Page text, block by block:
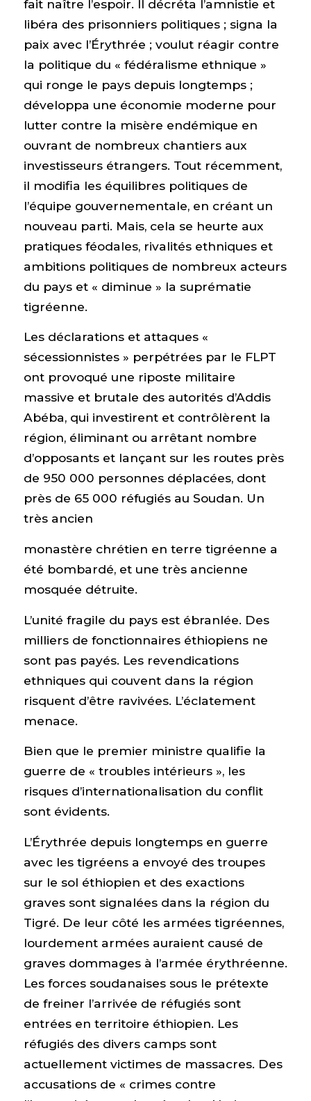
fait naître l’espoir. Il décréta l’amnistie et
libéra des prisonniers politiques ; signa la
paix avec l’Érythrée ; voulut réagir contre
la politique du « fédéralisme ethnique »
qui ronge le pays depuis longtemps ;
développa une économie moderne pour
lutter contre la misère endémique en
ouvrant de nombreux chantiers aux
investisseurs étrangers. Tout récemment,
il modifia les équilibres politiques de
l’équipe gouvernementale, en créant un
nouveau parti. Mais, cela se heurte aux
pratiques féodales, rivalités ethniques et
ambitions politiques de nombreux acteurs
du pays et « diminue » la suprématie
tigréenne.
Les déclarations et attaques «
sécessionnistes » perpétrées par le FLPT
ont provoqué une riposte militaire
massive et brutale des autorités d’Addis
Abéba, qui investirent et contrôlèrent la
région, éliminant ou arrêtant nombre
d’opposants et lançant sur les routes près
de 950 000 personnes déplacées, dont
près de 65 000 réfugiés au Soudan. Un
très ancien
monastère chrétien en terre tigréenne a
été bombardé, et une très ancienne
mosquée détruite.
L’unité fragile du pays est ébranlée. Des
milliers de fonctionnaires éthiopiens ne
sont pas payés. Les revendications
ethniques qui couvent dans la région
risquent d’être ravivées. L’éclatement
menace.
Bien que le premier ministre qualifie la
guerre de « troubles intérieurs », les
risques d’internationalisation du conflit
sont évidents.
L’Érythrée depuis longtemps en guerre
avec les tigréens a envoyé des troupes
sur le sol éthiopien et des exactions
graves sont signalées dans la région du
Tigré. De leur côté les armées tigréennes,
lourdement armées auraient causé de
graves dommages à l’armée érythréenne.
Les forces soudanaises sous le prétexte
de freiner l’arrivée de réfugiés sont
entrées en territoire éthiopien. Les
réfugiés des divers camps sont
actuellement victimes de massacres. Des
accusations de « crimes contre